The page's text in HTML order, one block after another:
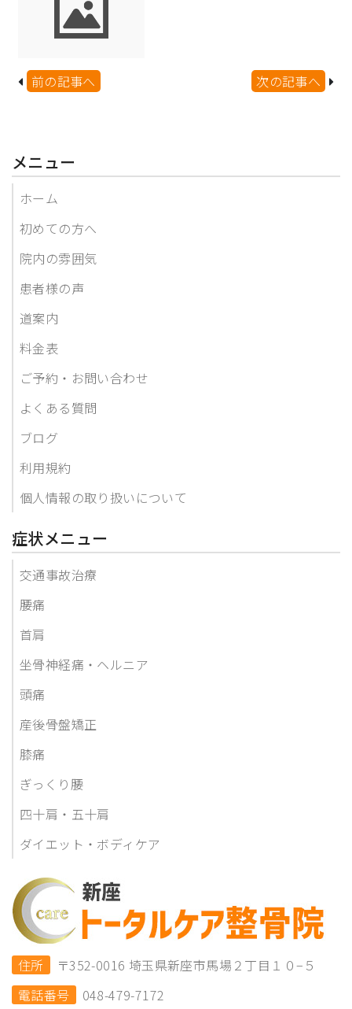
前の記事へ 次の記事へ
メニュー
ホーム
初めての方へ
院内の雰囲気
患者様の声
道案内
料金表
ご予約・お問い合わせ
よくある質問
ブログ
利用規約
個人情報の取り扱いについて
症状メニュー
交通事故治療
腰痛
首肩
坐骨神経痛・ヘルニア
頭痛
産後骨盤矯正
膝痛
ぎっくり腰
四十肩・五十肩
ダイエット・ボディケア
住所
〒352-0016 埼玉県新座市馬場２丁目１０−５
電話番号
048-479-7172